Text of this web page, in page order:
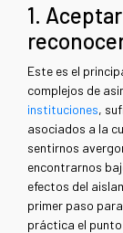
1.
Este es el
complejos de
instituciones,
asociados a la
sentirnos
encontrarnos
efectos del
primer paso
práctica el